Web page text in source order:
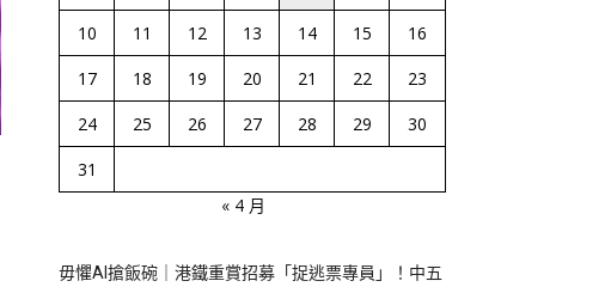
10
11 12 13 14 15
16
17
18 19 20 21 22
23
24
25 26 27 28 29
30
31
« 4 月
毋懼AI搶飯碗｜港鐵重賞招募「捉逃票專員」！中五